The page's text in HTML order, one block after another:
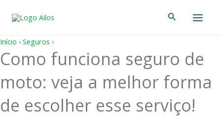
para
conteúdo
Pesquisar
Início › Seguros ›
Como funciona seguro de
moto: veja a melhor forma
de escolher esse serviço!